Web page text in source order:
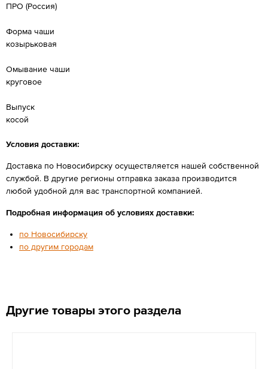
ПРО (Россия)
Форма чаши
козырьковая
Омывание чаши
круговое
Выпуск
косой
Условия доставки:
Доставка по Новосибирску осуществляется нашей собственной
службой. В другие регионы отправка заказа производится
любой удобной для вас транспортной компанией.
Подробная информация об условиях доставки:
по Новосибирску
по другим городам
Другие товары этого раздела